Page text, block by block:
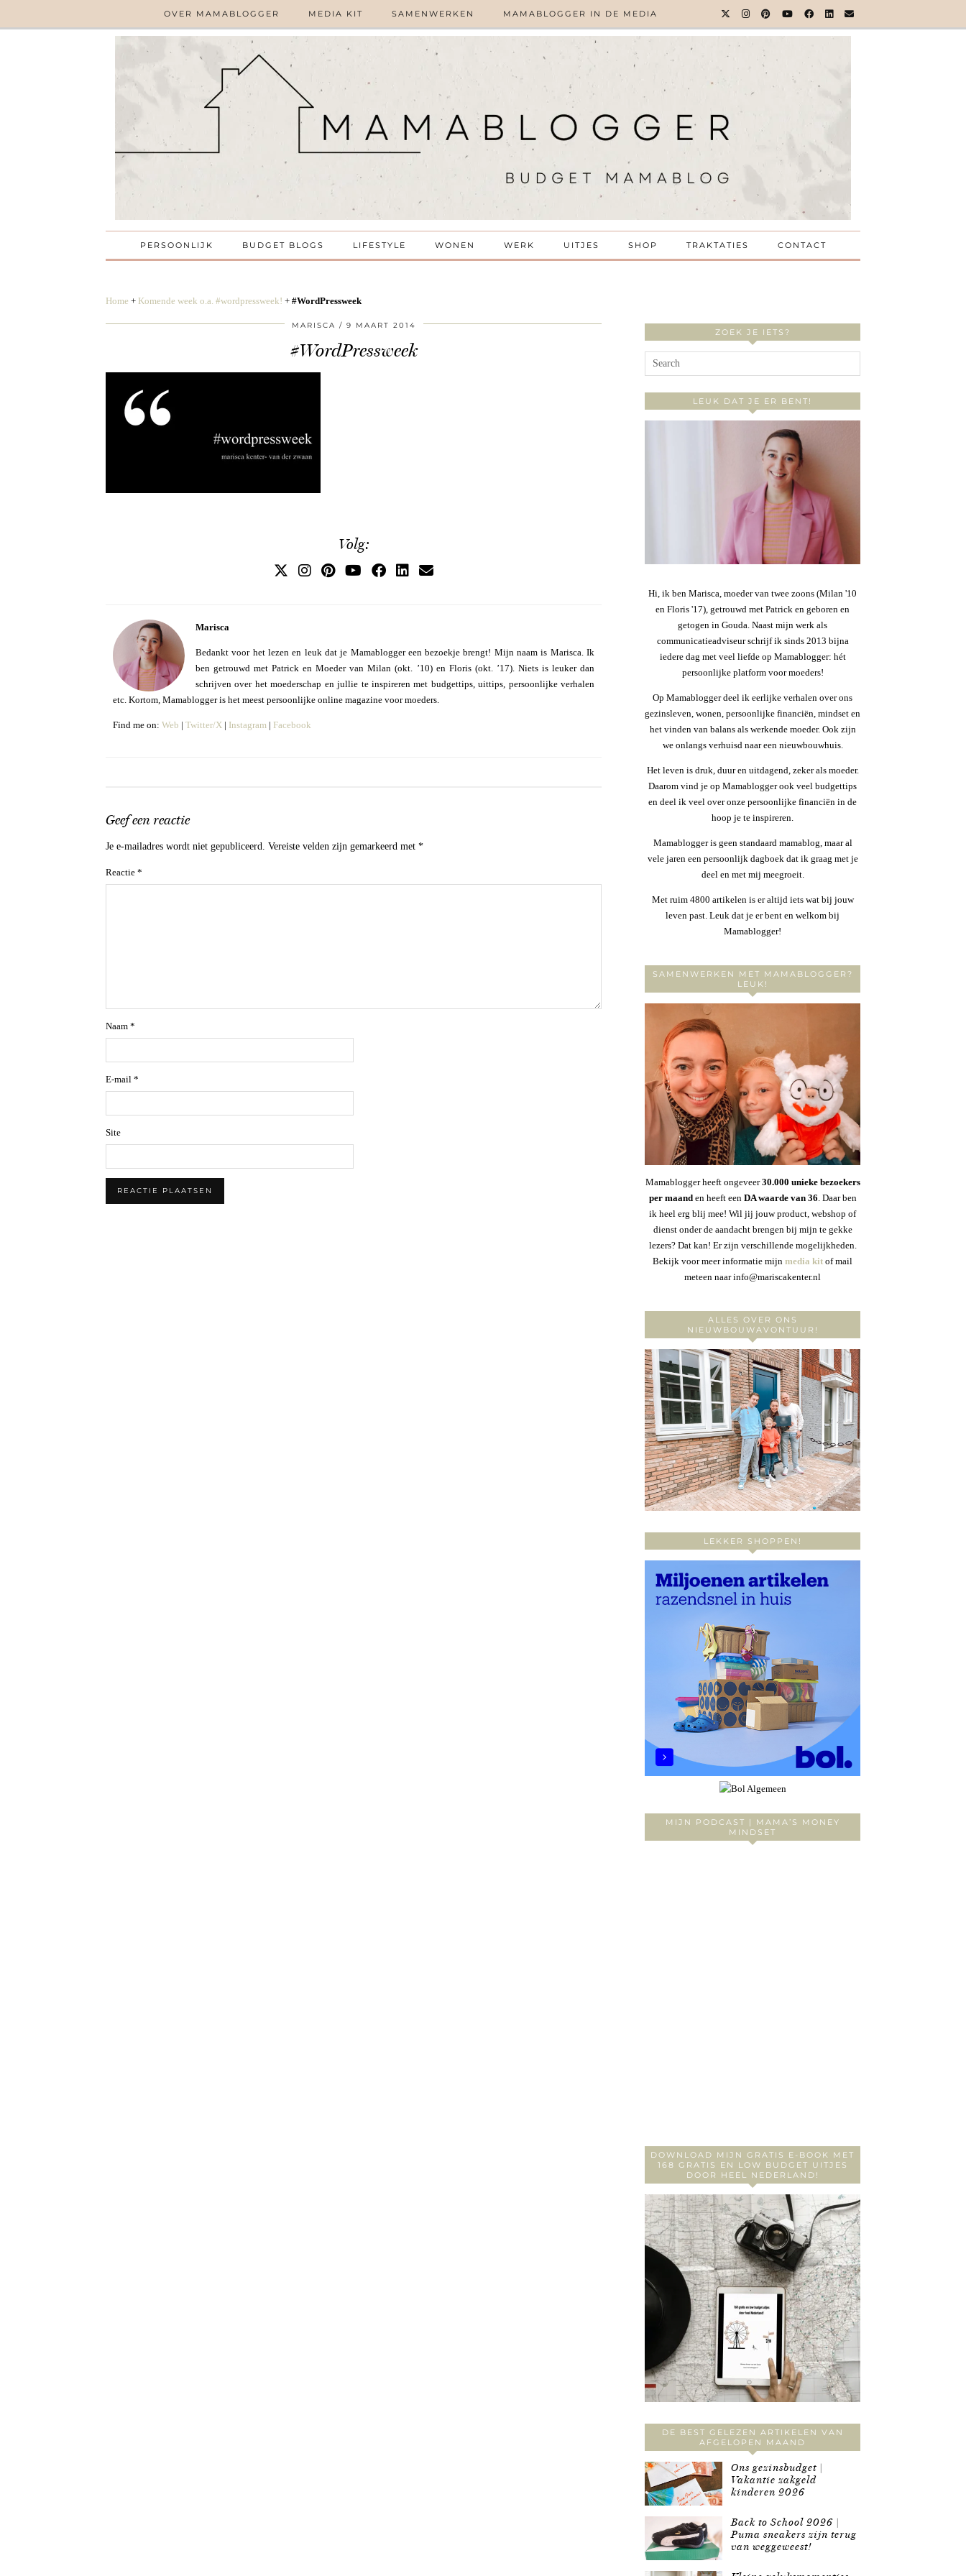
OVER MAMABLOGGER MEDIA KIT SAMENWERKEN MAMABLOGGER IN DE MEDIA
PERSOONLIJK BUDGET BLOGS LIFESTYLE WONEN WERK UITJES SHOP TRAKTATIES CONTACT
Home + Komende week o.a. #wordpressweek! + #WordPressweek
MARISCA 9 MAART 2014
#WordPressweek
Volg:
Marisca
Bedankt voor het lezen en leuk dat je Mamablogger een bezoekje brengt! Mijn naam is Marisca. Ik
ben getrouwd met Patrick en Moeder van Milan (okt. ’10) en Floris (okt. ’17). Niets is leuker dan
schrijven over het moederschap en jullie te inspireren met budgettips, uittips, persoonlijke verhalen
etc. Kortom, Mamablogger is het meest persoonlijke online magazine voor moeders.
Find me on: Web | Twitter/X | Instagram | Facebook
Geef een reactie
Je e-mailadres wordt niet gepubliceerd. Vereiste velden zijn gemarkeerd met *
Reactie *
Naam *
E-mail *
Site
ZOEK JE IETS?
LEUK DAT JE ER BENT!
Hi, ik ben Marisca, moeder van twee zoons (Milan '10
en Floris '17), getrouwd met Patrick en geboren en
getogen in Gouda. Naast mijn werk als
communicatieadviseur schrijf ik sinds 2013 bijna
iedere dag met veel liefde op Mamablogger: hét
persoonlijke platform voor moeders!
Op Mamablogger deel ik eerlijke verhalen over ons
gezinsleven, wonen, persoonlijke financiën, mindset en
het vinden van balans als werkende moeder. Ook zijn
we onlangs verhuisd naar een nieuwbouwhuis.
Het leven is druk, duur en uitdagend, zeker als moeder.
Daarom vind je op Mamablogger ook veel budgettips
en deel ik veel over onze persoonlijke financiën in de
hoop je te inspireren.
Mamablogger is geen standaard mamablog, maar al
vele jaren een persoonlijk dagboek dat ik graag met je
deel en met mij meegroeit.
Met ruim 4800 artikelen is er altijd iets wat bij jouw
leven past. Leuk dat je er bent en welkom bij
Mamablogger!
SAMENWERKEN MET MAMABLOGGER?
LEUK!
Mamablogger heeft ongeveer30.000 unieke bezoekers
per maanden heeft een DA waarde van 36. Daar ben
ik heel erg blij mee! Wil jij jouw product, webshop of
dienst onder de aandacht brengen bij mijn te gekke
lezers? Dat kan! Er zijn verschillende mogelijkheden.
Bekijk voor meer informatie mijn media kit of mail
meteen naar info@mariscakenter.nl
ALLES OVER ONS
NIEUWBOUWAVONTUUR!
LEKKER SHOPPEN!
MIJN PODCAST | MAMA’S MONEY
MINDSET
DOWNLOAD MIJN GRATIS E-BOOK MET
168 GRATIS EN LOW BUDGET UITJES
DOOR HEEL NEDERLAND!
DE BEST GELEZEN ARTIKELEN VAN
AFGELOPEN MAAND
Ons gezinsbudget |
Vakantie zakgeld
kinderen 2026
Back to School 2026 |
Puma sneakers zijn terug
van weggeweest!